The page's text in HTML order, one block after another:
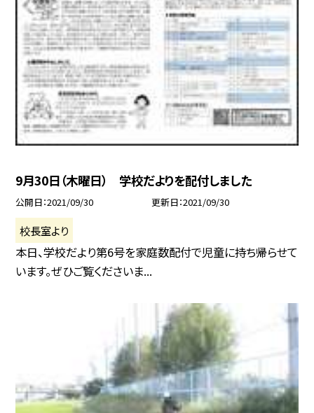
9月30日（木曜日） 学校だよりを配付しました
公開日 2021/09/30 更新日 2021/09/30
校長室より
本日、学校だより第6号を家庭数配付で児童に持ち帰らせて
います。ぜひご覧くださいま...